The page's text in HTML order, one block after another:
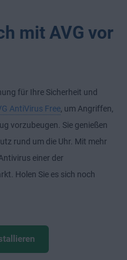
mit AVG vor
für Ihre Sicherheit und
AntiVirus Free , um Angriffen,
vorzubeugen. Sie genießen
rund um die Uhr. Mit mehr
einer der
Holen Sie es sich noch